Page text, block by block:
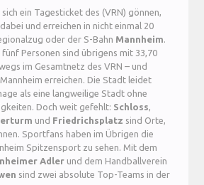
ein Tagesticket des (VRN) gönnen,
und erreichen in nicht einmal 20
oder der S-Bahn Mannheim.
Personen sind übrigens mit 33,70
im Gesamtnetz des VRN – und
erreichen. Die Stadt leidet
als eine langweilige Stadt ohne
Doch weit gefehlt: Schloss,
und Friedrichsplatz sind Orte,
Sportfans haben im Übrigen die
Spitzensport zu sehen. Mit dem
Adler und dem Handballverein
sind zwei absolute Top-Teams in der